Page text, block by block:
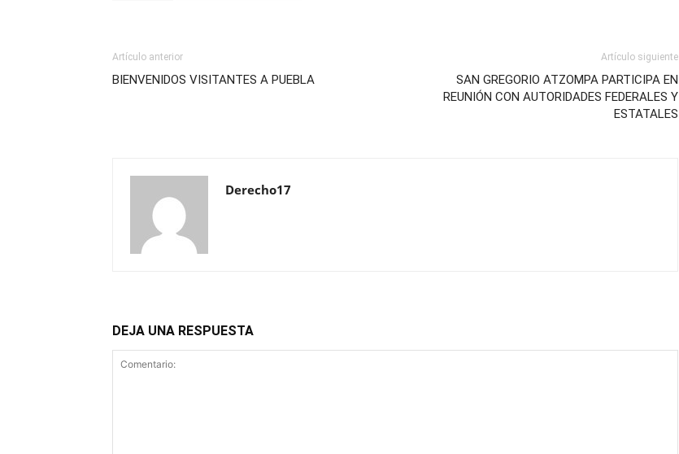
Artículo anterior
BIENVENIDOS VISITANTES A PUEBLA
Artículo siguiente
SAN GREGORIO ATZOMPA PARTICIPA EN
REUNIÓN CON AUTORIDADES FEDERALES Y
ESTATALES
Derecho17
DEJA UNA RESPUESTA